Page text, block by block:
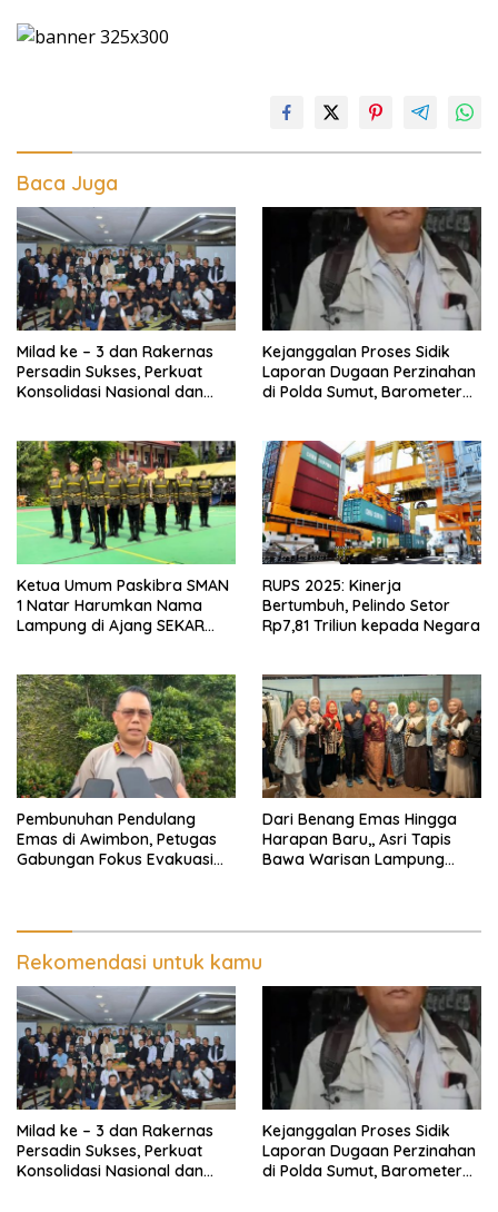
Baca Juga
Milad ke – 3 dan Rakernas
Persadin Sukses, Perkuat
Konsolidasi Nasional dan
Kejanggalan Proses Sidik
Laporan Dugaan Perzinahan
di Polda Sumut, Barometer
Ketua Umum Paskibra SMAN
1 Natar Harumkan Nama
Lampung di Ajang SEKAR
RUPS 2025: Kinerja
Bertumbuh, Pelindo Setor
Rp7,81 Triliun kepada Negara
Pembunuhan Pendulang
Emas di Awimbon, Petugas
Gabungan Fokus Evakuasi
Dari Benang Emas Hingga
Harapan Baru,, Asri Tapis
Bawa Warisan Lampung
Rekomendasi untuk kamu
Milad ke – 3 dan Rakernas
Persadin Sukses, Perkuat
Konsolidasi Nasional dan
Kejanggalan Proses Sidik
Laporan Dugaan Perzinahan
di Polda Sumut, Barometer